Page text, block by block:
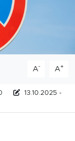
A- A+
13.10.2025 -